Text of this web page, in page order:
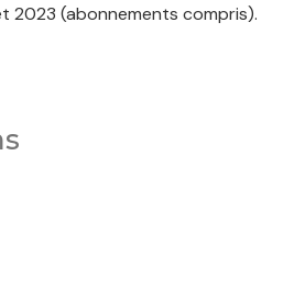
2023 (abonnements compris).